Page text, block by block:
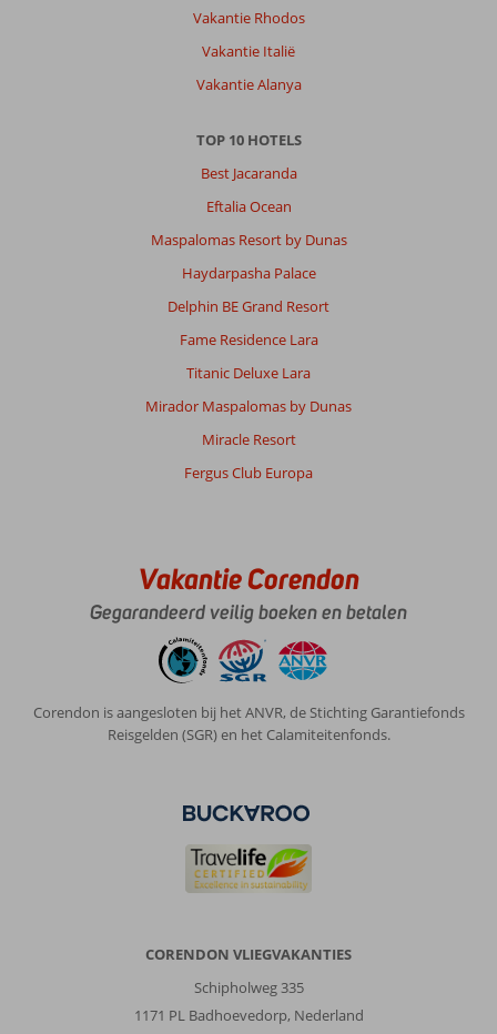
Vakantie Rhodos
Vakantie Italië
Vakantie Alanya
TOP 10 HOTELS
Best Jacaranda
Eftalia Ocean
Maspalomas Resort by Dunas
Haydarpasha Palace
Delphin BE Grand Resort
Fame Residence Lara
Titanic Deluxe Lara
Mirador Maspalomas by Dunas
Miracle Resort
Fergus Club Europa
Vakantie Corendon
Gegarandeerd veilig boeken en betalen
Corendon is aangesloten bij het ANVR, de Stichting Garantiefonds
Reisgelden (SGR) en het Calamiteitenfonds.
CORENDON VLIEGVAKANTIES
Schipholweg 335
1171 PL Badhoevedorp, Nederland